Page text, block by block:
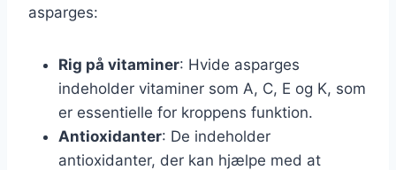
asparges:
Rig på vitaminer: Hvide asparges
indeholder vitaminer som A, C, E og K, som
er essentielle for kroppens funktion.
Antioxidanter: De indeholder
antioxidanter, der kan hjælpe med at